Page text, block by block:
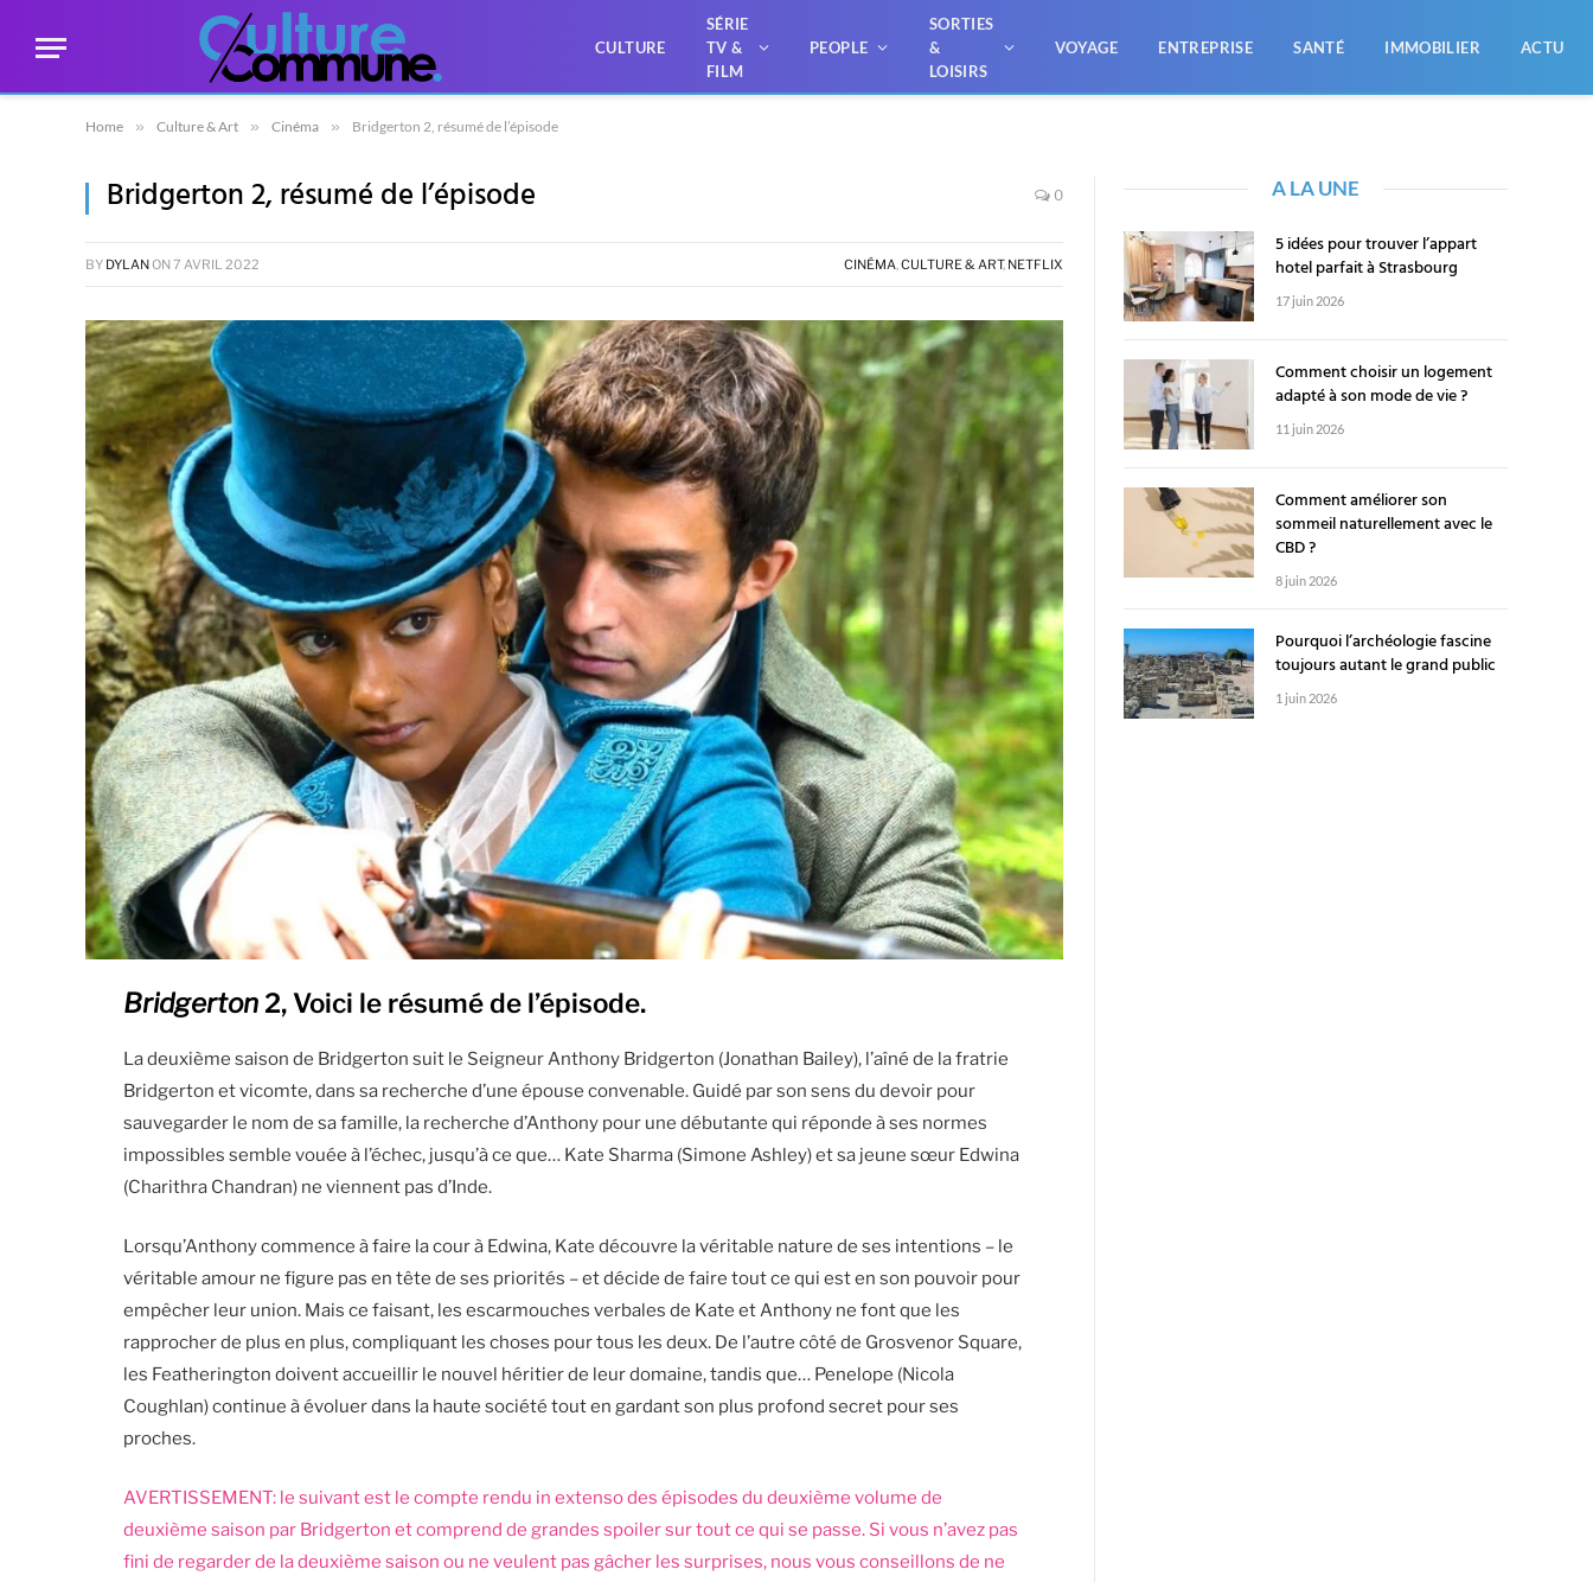
CULTURE
SÉRIE
TV &
FILM
PEOPLE
SORTIES
&
LOISIRS
VOYAGE ENTREPRISE SANTÉ IMMOBILIER ACTU
Home » Culture & Art » Cinéma » Bridgerton 2, résumé de l’épisode
Bridgerton 2, résumé de l’épisode 0
BY DYLANON 7 AVRIL 2022 CINÉMA,CULTURE & ART, NETFLIX
Bridgerton 2, Voici le résumé de l’épisode.
La deuxième saison de Bridgerton suit le Seigneur Anthony Bridgerton (Jonathan Bailey), l’aîné de la fratrie
Bridgerton et vicomte, dans sa recherche d’une épouse convenable. Guidé par son sens du devoir pour
sauvegarder le nom de sa famille, la recherche d’Anthony pour une débutante qui réponde à ses normes
impossibles semble vouée à l’échec, jusqu’à ce que… Kate Sharma (Simone Ashley) et sa jeune sœur Edwina
(Charithra Chandran) ne viennent pas d’Inde.
Lorsqu’Anthony commence à faire la cour à Edwina, Kate découvre la véritable nature de ses intentions – le
véritable amour ne figure pas en tête de ses priorités – et décide de faire tout ce qui est en son pouvoir pour
empêcher leur union. Mais ce faisant, les escarmouches verbales de Kate et Anthony ne font que les
rapprocher de plus en plus, compliquant les choses pour tous les deux. De l’autre côté de Grosvenor Square,
les Featherington doivent accueillir le nouvel héritier de leur domaine, tandis que… Penelope (Nicola
Coughlan) continue à évoluer dans la haute société tout en gardant son plus profond secret pour ses
proches.
AVERTISSEMENT: le suivant est le compte rendu in extenso des épisodes du deuxième volume de
deuxième saison par Bridgerton et comprend de grandes spoiler sur tout ce qui se passe. Si vous n’avez pas
fini de regarder de la deuxième saison ou ne veulent pas gâcher les surprises, nous vous conseillons de ne
A LA UNE
5 idées pour trouver l’appart
hotel parfait à Strasbourg
17 juin 2026
Comment choisir un logement
adapté à son mode de vie ?
11 juin 2026
Comment améliorer son
sommeil naturellement avec le
CBD ?
8 juin 2026
Pourquoi l’archéologie fascine
toujours autant le grand public
1 juin 2026